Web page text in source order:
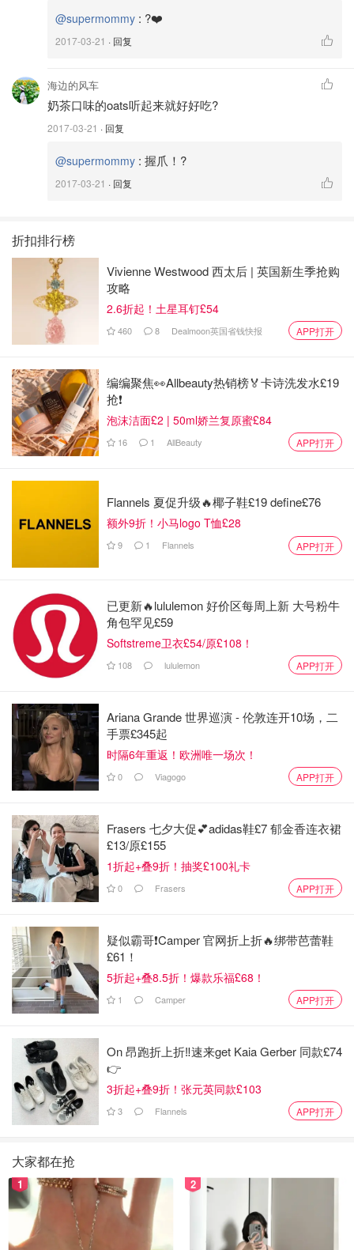
@supermommy : ?❤️
2017-03-21 · 回复
海边的风车
奶茶口味的oats听起来就好好吃?
2017-03-21 · 回复
@supermommy : 握爪！?
2017-03-21 · 回复
折扣排行榜
Vivienne Westwood 西太后 | 英国新生季抢购
攻略
2.6折起！土星耳钉£54
460 8 Dealmoon英国省钱快报 APP打开
编编聚焦👀Allbeauty热销榜🏅卡诗洗发水£19
抢❗
泡沫洁面£2 | 50ml娇兰复原蜜£84
16 1 AllBeauty APP打开
Flannels 夏促升级🔥椰子鞋£19 define£76
额外9折！小马logo T恤£28
9 1 Flannels APP打开
已更新🔥lululemon 好价区每周上新 大号粉牛
角包罕见£59
Softstreme卫衣£54/原£108！
108 lululemon APP打开
Ariana Grande 世界巡演 - 伦敦连开10场，二
手票£345起
时隔6年重返！欧洲唯一场次！
0 Viagogo APP打开
Frasers 七夕大促💕adidas鞋£7 郁金香连衣裙
£13/原£155
1折起+叠9折！抽奖£100礼卡
0 Frasers APP打开
疑似霸哥❗️Camper 官网折上折🔥绑带芭蕾鞋
£61！
5折起+叠8.5折！爆款乐福£68！
1 Camper APP打开
On 昂跑折上折‼️速来get Kaia Gerber 同款£74
👉
3折起+叠9折！张元英同款£103
3 Flannels APP打开
大家都在抢
1 2